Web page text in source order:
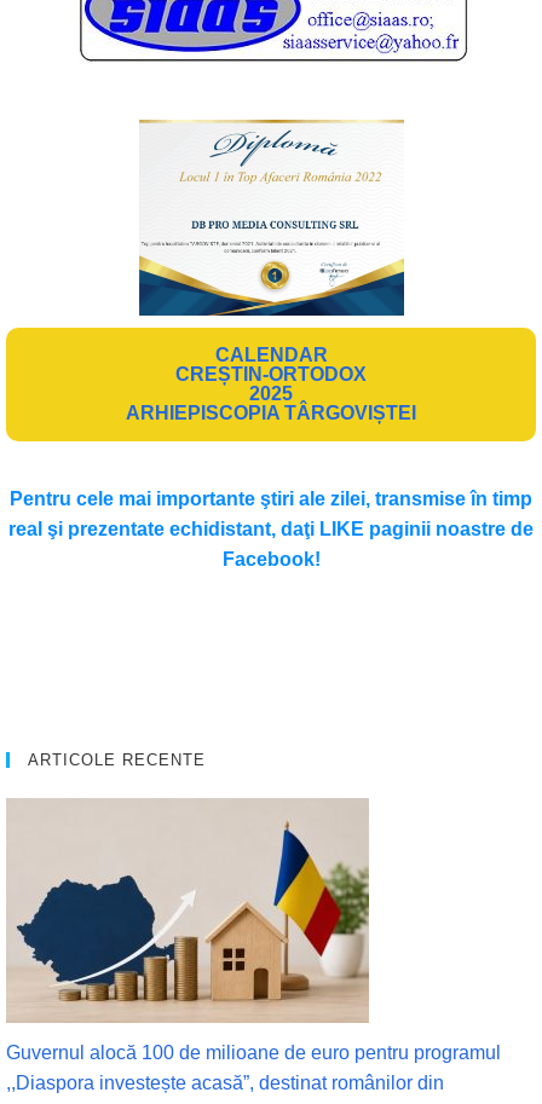
CALENDAR
CREȘTIN-ORTODOX
2025
ARHIEPISCOPIA TÂRGOVIȘTEI
Pentru cele mai importante ştiri ale zilei, transmise în timp
real şi prezentate echidistant, daţi LIKE paginii noastre de
Facebook!
ARTICOLE RECENTE
Guvernul alocă 100 de milioane de euro pentru programul
,,Diaspora investește acasă”, destinat românilor din